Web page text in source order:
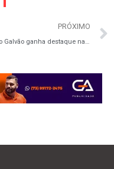
PRÓXIMO
Bebeto Galvão ganha destaque na articulação de investimento de R$ 120 milhões no Porto de Ilhéus